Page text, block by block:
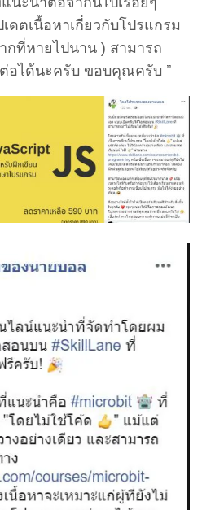
ดตเนื้อหาเกี่ยวกับโปรแกรม
กที่หายไปนาน ) สามารถ
อได้นะครับ ขอบคุณครับ ”